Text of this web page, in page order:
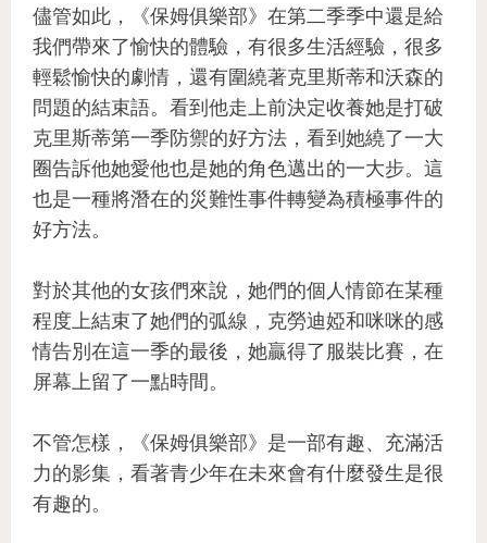
儘管如此，《保姆俱樂部》在第二季季中還是給
我們帶來了愉快的體驗，有很多生活經驗，很多
輕鬆愉快的劇情，還有圍繞著克里斯蒂和沃森的
問題的結束語。看到他走上前決定收養她是打破
克里斯蒂第一季防禦的好方法，看到她繞了一大
圈告訴他她愛他也是她的角色邁出的一大步。這
也是一種將潛在的災難性事件轉變為積極事件的
好方法。
對於其他的女孩們來說，她們的個人情節在某種
程度上結束了她們的弧線，克勞迪婭和咪咪的感
情告別在這一季的最後，她贏得了服裝比賽，在
屏幕上留了一點時間。
不管怎樣，《保姆俱樂部》是一部有趣、充滿活
力的影集，看著青少年在未來會有什麼發生是很
有趣的。